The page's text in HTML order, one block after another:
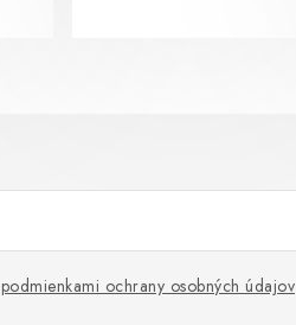
podmienkami ochrany osobných údajov